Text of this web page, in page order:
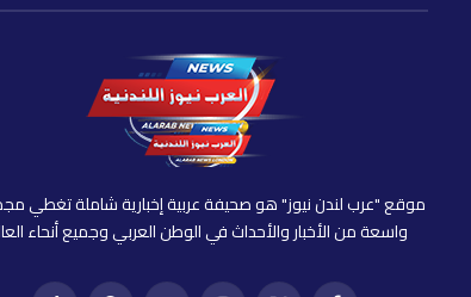
موقع "عرب لندن نيوز" هو صحيفة عربية إخبارية شاملة تغطي
واسعة من الأخبار والأحداث في الوطن العربي وجميع أنحاء